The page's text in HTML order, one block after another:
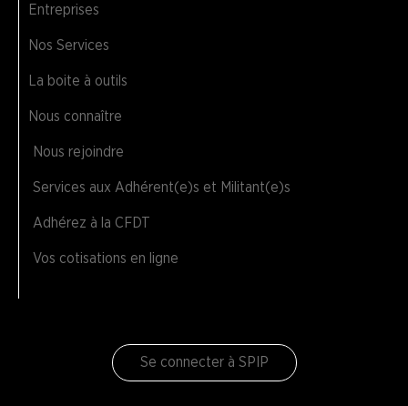
Entreprises
Nos Services
La boite à outils
Nous connaître
Nous rejoindre
Services aux Adhérent(e)s et Militant(e)s
Adhérez à la CFDT
Vos cotisations en ligne
Se connecter à SPIP